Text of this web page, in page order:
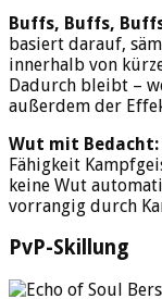
Buffs, Buffs,
basiert darauf,
innerhalb von
Dadurch bleibt –
außerdem der
Wut mit Bedacht:
Fähigkeit
keine Wut
vorrangig durch
PvP-Skillung